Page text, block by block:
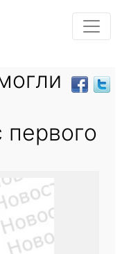
первого